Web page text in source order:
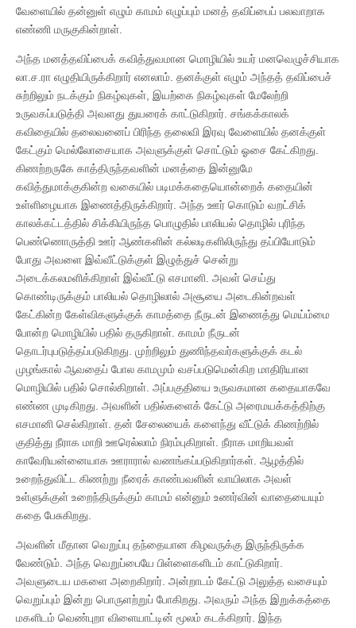
வேளையில் தன்னுள் எழும் காமம் எழுப்பும் மனத் தவிப்பைப் பலவாறாக
எண்ணி மருகுகின்றாள்.
அந்த மனத்தவிப்பைக் கவித்துவமான மொழியில் உயர் மனவெழுச்சியாக
லா.ச.ரா எழுதியிருக்கிறார் எனலாம். தனக்குள் எழும் அந்தத் தவிப்பைச்
சுற்றிலும் நடக்கும் நிகழ்வுகள், இயற்கை நிகழ்வுகள் மேலேற்றி
உருவகப்படுத்தி அவளது துயரைக் காட்டுகிறார். சங்கக்காலக்
கவிதையில் தலைவனைப் பிரிந்த தலைவி இரவு வேளையில் தனக்குள்
கேட்கும் மெல்லோசையாக அவளுக்குள் சொட்டும் ஓசை கேட்கிறது.
கிணற்றருகே காத்திருந்தவளின் மனத்தை இன்னுமே
கவித்துமாக்குகின்ற வகையில் படிமக்கதையொன்றைக் கதையின்
உள்ளிழையாக இணைத்திருக்கிறார். அந்த ஊர் கொடும் வறட்சிக்
காலக்கட்டத்தில் சிக்கியிருந்த பொழுதில் பாலியல் தொழில் புரிந்த
பெண்ணொருத்தி ஊர் ஆண்களின் கல்லடிகளிலிருந்து தப்பியோடும்
போது அவளை இவ்வீட்டுக்குள் இழுத்துச் சென்று
அடைக்கலமளிக்கிறாள் இவ்வீட்டு எசமானி. அவள் செய்து
கொண்டிருக்கும் பாலியல் தொழிலால் அசூயை அடைகின்றவள்
கேட்கின்ற கேள்விகளுக்குக் காமத்தை நீருடன் இணைத்து மெய்ம்மை
போன்ற மொழியில் பதில் தருகிறாள். காமம் நீருடன்
தொடர்புபடுத்தப்படுகிறது. முற்றிலும் துணிந்தவர்களுக்குக் கடல்
முழங்கால் ஆவதைப் போல காமமும் வசப்படுமென்கிற மாதிரியான
மொழியில் பதில் சொல்கிறாள். அப்பகுதியை உருவகமான கதையாகவே
எண்ண முடிகிறது. அவளின் பதில்களைக் கேட்டு அரைமயக்கத்திற்கு
எசமானி செல்கிறாள். தன் சேலையைக் களைந்து வீட்டுக் கிணற்றில்
குதித்து நீராக மாறி ஊரெல்லாம் நிரம்புகிறாள். நீராக மாறியவள்
காவேரியன்னையாக ஊராரால் வணங்கப்படுகிறார்கள். ஆழத்தில்
உறைந்துவிட்ட கிணற்று நீரைக் காண்பவளின் வாயிலாக அவள்
உள்ளுக்குள் உறைந்திருக்கும் காமம் என்னும் உணர்வின் வாதையையும்
கதை பேசுகிறது.
அவளின் மீதான வெறுப்பு தந்தையான கிழவருக்கு இருந்திருக்க
வேண்டும். அந்த வெறுப்பையே பிள்ளைகளிடம் காட்டுகிறார்.
அவளுடைய மகளை அறைகிறார். அன்றாடம் கேட்டு அலுத்த வசையும்
வெறுப்பும் இன்று பொருளற்றுப் போகிறது. அவரும் அந்த இறுக்கத்தை
மகளிடம் வெண்புறா விளையாட்டின் மூலம் கடக்கிறார். இந்த